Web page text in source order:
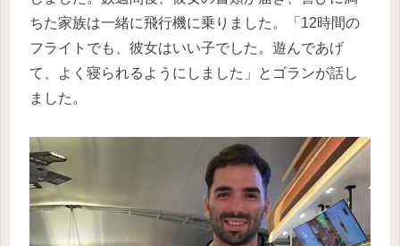
ちた家族は一緒に飛行機に乗りました。「12時間の
フライトでも、彼女はいい子でした。遊んであげ
て、よく寝られるようにしました」とゴランが話し
ました。